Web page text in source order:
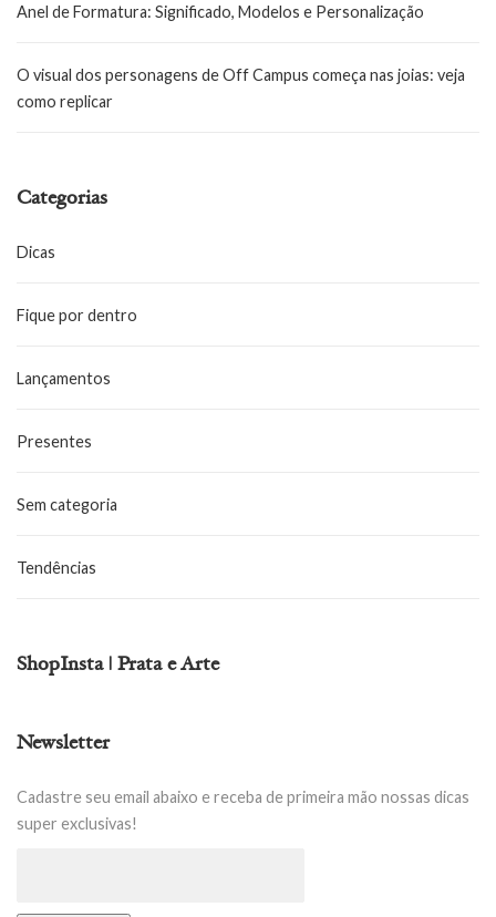
Anel de Formatura: Significado, Modelos e Personalização
O visual dos personagens de Off Campus começa nas joias: veja
como replicar
Categorias
Dicas
Fique por dentro
Lançamentos
Presentes
Sem categoria
Tendências
ShopInsta | Prata e Arte
Newsletter
Cadastre seu email abaixo e receba de primeira mão nossas dicas
super exclusivas!